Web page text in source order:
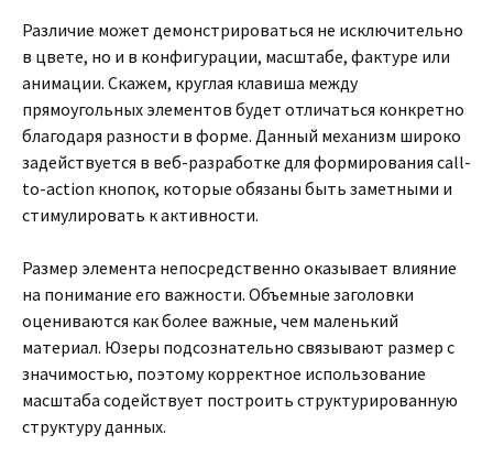
Различие может демонстрироваться не исключительно
в цвете, но и в конфигурации, масштабе, фактуре или
анимации. Скажем, круглая клавиша между
прямоугольных элементов будет отличаться конкретно
благодаря разности в форме. Данный механизм широко
задействуется в веб-разработке для формирования call-
to-action кнопок, которые обязаны быть заметными и
стимулировать к активности.
Размер элемента непосредственно оказывает влияние
на понимание его важности. Объемные заголовки
оцениваются как более важные, чем маленький
материал. Юзеры подсознательно связывают размер с
значимостью, поэтому корректное использование
масштаба содействует построить структурированную
структуру данных.